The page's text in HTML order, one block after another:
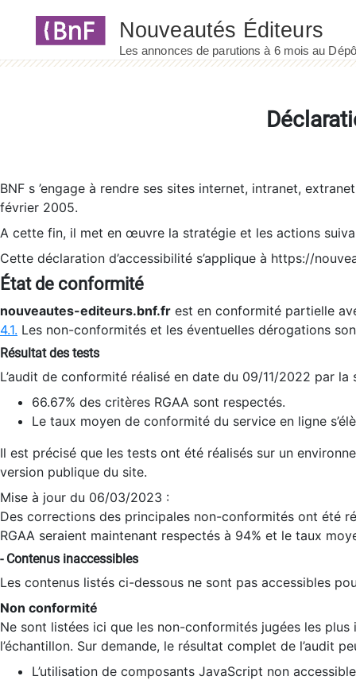
BNF s ’engage à rendre ses sites internet, intranet,
février 2005.
A cette fin, il met en œuvre la stratégie et les actions
Cette déclaration d’accessibilité s’applique à https://
État de conformité
nouveautes-editeurs.bnf.fr est en conformité partielle
4.1. Les non-conformités et les éventuelles dérogations
Résultat des tests
L’audit de conformité réalisé en date du 09/11/2022 par
66.67% des critères RGAA sont respectés.
Le taux moyen de conformité du service en ligne
Il est précisé que les tests ont été réalisés sur un
version publique du site.
Mise à jour du 06/03/2023 :
Des corrections des principales non-conformités ont été
RGAA seraient maintenant respectés à 94% et le taux
- Contenus inaccessibles
Les contenus listés ci-dessous ne sont pas accessibles
Non conformité
Ne sont listées ici que les non-conformités jugées les
l’échantillon. Sur demande, le résultat complet de l’audit
L’utilisation de composants JavaScript non